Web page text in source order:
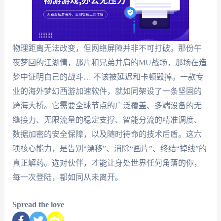
物理距离无法改变，但网络屏障并非不可打破。那份午
夜梦回的江湖情，那片和兄弟并肩的MU战场，那场在造
梦中证明自己的战斗… 不该被延迟和卡顿毁掉。一款专
业的海外梦幻西游加速软件，就如同架设了一条坚固的
跨海大桥。它需要全球节点的广泛覆盖、多端设备的无
缝接力、无限流量的稳定支撑、智能分流的精准调度、
数据加密的安全保障，以及随时待命的技术后盾。这六
项核心能力，是告别“漂移”、消除“画片”、终结“掉线”的
真正解药。选对伙伴，才能让身处世界任何角落的你，
每一次登陆，都如同从未离开。
Spread the love